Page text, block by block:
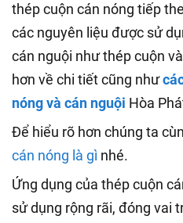
thép cuộn cán nóng tiếp
các nguyên liệu được sử
cán nguội như thép cuộn
hơn về chi tiết cũng như
nóng và cán nguội Hòa
Để hiểu rõ hơn chúng ta
cán nóng là gì nhé.
Ứng dụng của thép cuộn
sử dụng rộng rãi, đóng vai